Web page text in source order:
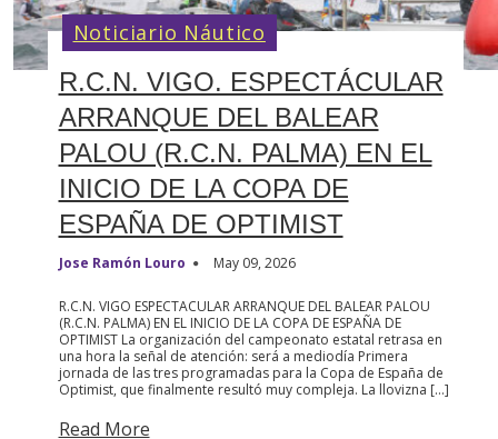
R.C.N. VIGO. ESPECTÁCULAR
ARRANQUE DEL BALEAR
PALOU (R.C.N. PALMA) EN EL
INICIO DE LA COPA DE
ESPAÑA DE OPTIMIST
Jose Ramón Louro May 09, 2026
R.C.N. VIGO ESPECTACULAR ARRANQUE DEL BALEAR PALOU
(R.C.N. PALMA) EN EL INICIO DE LA COPA DE ESPAÑA DE
OPTIMIST La organización del campeonato estatal retrasa en
una hora la señal de atención: será a mediodía Primera
jornada de las tres programadas para la Copa de España de
Optimist, que finalmente resultó muy compleja. La llovizna […]
Read More
Noticiario Náutico